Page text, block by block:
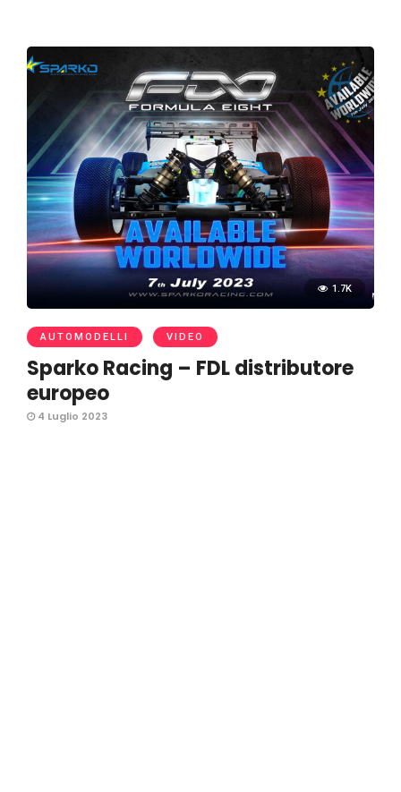
1.7K
AUTOMODELLI VIDEO
Sparko Racing – FDL distributore
europeo
4 Luglio 2023